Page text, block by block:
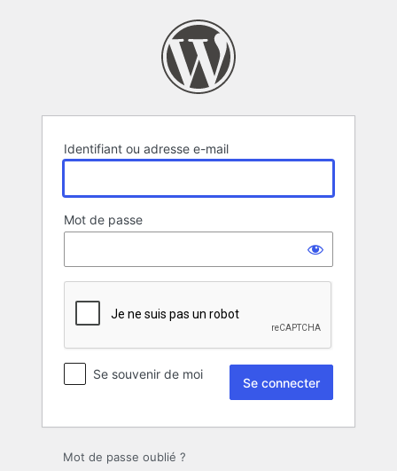
Identifiant ou adresse e-mail
Mot de passe
Se souvenir de moi
Mot de passe oublié ?